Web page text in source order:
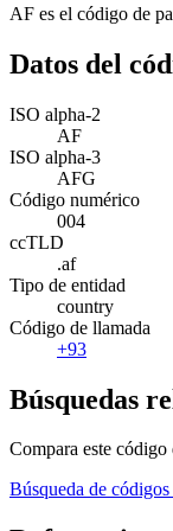
AF es el código de
Datos del
ISO alpha-2
AF
ISO alpha-3
AFG
Código numérico
004
ccTLD
.af
Tipo de entidad
country
Código de llamada
+93
Búsquedas
Compara este código
Búsqueda de códigos